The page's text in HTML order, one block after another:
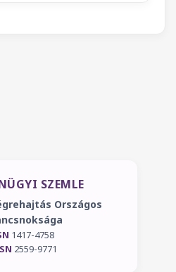
SZEMLE
Országos
1417-4758
2559-9771